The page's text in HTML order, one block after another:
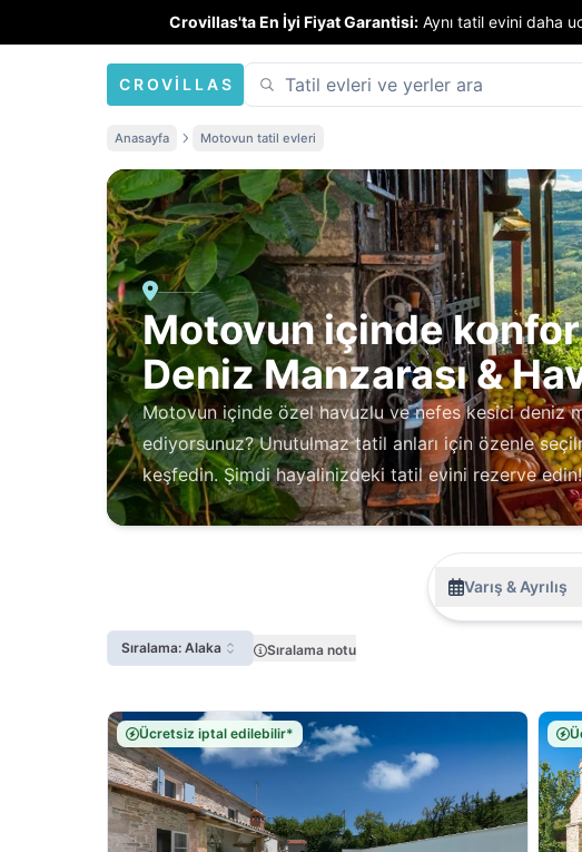
Crovillas'ta En İyi Fiyat Garantisi: Aynı tatil evini daha
CROVILLAS
Anasayfa Motovun tatil evleri
Motovun içinde
Deniz Manzarası &
Motovun içinde özel havuzlu ve nefes kesici deniz
ediyorsunuz? Unutulmaz tatil anları için özenle
keşfedin. Şimdi hayalinizdeki tatil evini rezerve edin!
Varış & Ayrılış
Sıralama: Alaka Sıralama notu
Ücretsiz iptal edilebilir*